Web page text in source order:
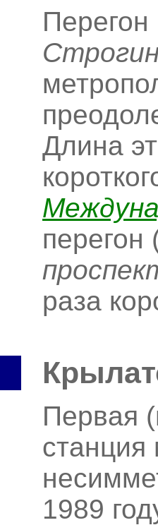
Длина
раза
Первая
станция
1989